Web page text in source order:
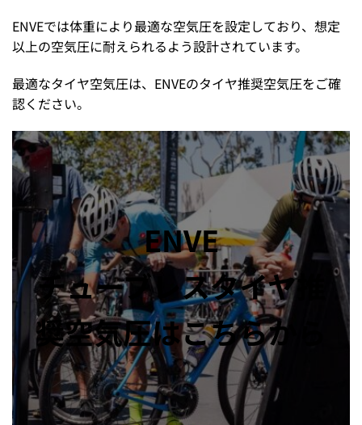
ENVEでは体重により最適な空気圧を設定しており、想定
以上の空気圧に耐えられるよう設計されています。
最適なタイヤ空気圧は、ENVEのタイヤ推奨空気圧をご確
認ください。
ENVE
チューブレスタイヤ推
奨空気圧はこちらから